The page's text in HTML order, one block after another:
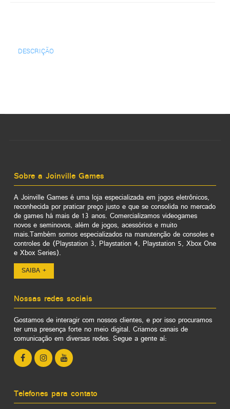
DESCRIÇÃO
Sobre a Joinville Games
A Joinville Games é uma loja especializada em jogos eletrônicos,
reconhecida por praticar preço justo e que se consolida no mercado
de games há mais de 13 anos. Comercializamos videogames
novos e seminovos, além de jogos, acessórios e muito
mais.Também somos especializados na manutenção de consoles e
controles de (Playstation 3, Playstation 4, Playstation 5, Xbox One
e Xbox Series).
SAIBA +
Nossas redes sociais
Gostamos de interagir com nossos clientes, e por isso procuramos
ter uma presença forte no meio digital. Criamos canais de
comunicação em diversas redes. Segue a gente aí:
Telefones para contato